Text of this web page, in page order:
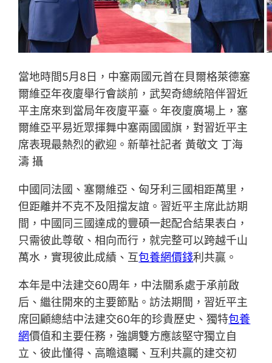
當地時間5月8日，中塞兩國元首在貝爾格萊德塞
爾維亞年夜廈舉行會談前，武契奇總統陪伴習近
平主席來到當局年夜廈平臺。年夜廈廣場上，塞
爾維亞平易近眾揮舞中塞兩國國旗，對習近平主
席表現最熱烈的歡迎。新華社記者 黃敬文 丁海
濤 攝
中國同法國、塞爾維亞、匈牙利三國相距萬里，
但距離并不克不及阻擋友誼。習近平主席此訪期
間，中國同三國達成的豐碩一起配合結果表白，
只需彼此尊敬、相向而行，就完整可以跨越千山
萬水，實現彼此成績、互包養網價錢利共贏。
本年是中法建交60周年，中法關系處于承前啟
后、繼往開來的主要節點。訪法期間，習近平主
席回顧總結中法建交60年的珍貴歷史、獨特包養
網價值和主要任務，強調雙方應該堅守獨立自
立、彼此懂得、高瞻遠矚、互利共贏的建交初